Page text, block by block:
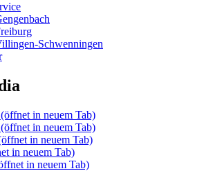
Schwenningen
(öffnet in neuem Tab)
(öffnet in neuem Tab)
in neuem Tab)
in neuem Tab)
in neuem Tab)